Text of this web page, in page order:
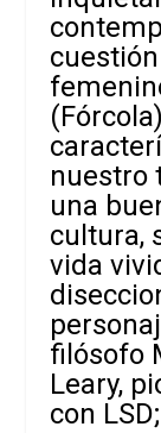
nuestro
una
cultura,
vida
filósofo
Leary,
con